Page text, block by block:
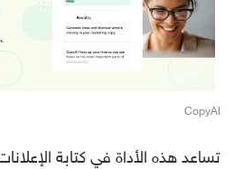
CopyAI
تساعد هذه الأداة في كتابة